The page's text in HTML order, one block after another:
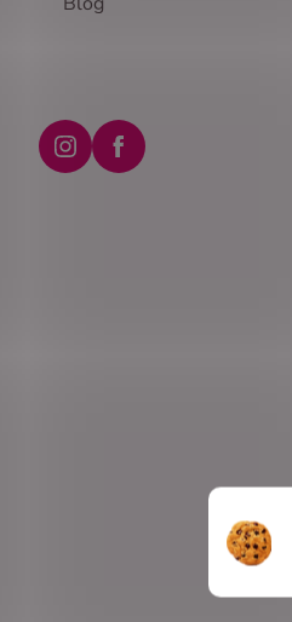
InstagramFacebook